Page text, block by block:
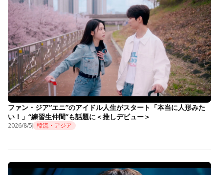
ファン・ジア“エニ”のアイドル人生がスタート「本当に人形みた
い！」“練習生仲間”も話題に＜推しデビュー＞
2026/8/5 韓流・アジア